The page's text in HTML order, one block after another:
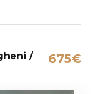
/
675€